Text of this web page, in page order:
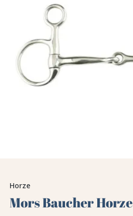
Horze
Mors Baucher Horze